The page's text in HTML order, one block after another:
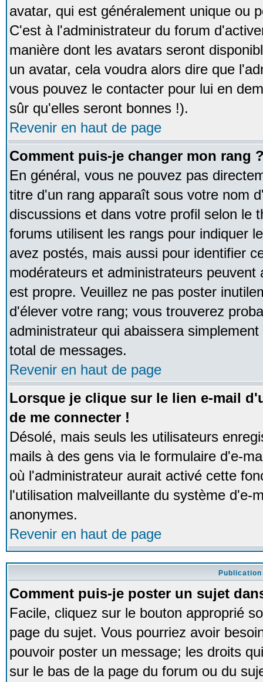
avatar, qui est généralement unique ou
C'est à l'administrateur du forum
manière dont les avatars seront
un avatar, cela voudra alors dire que
vous pouvez le contacter pour lui en
sûr qu'elles seront bonnes !).
Revenir en haut de page
Comment puis-je changer mon rang
En général, vous ne pouvez pas
titre d'un rang apparaît sous votre nom
discussions et dans votre profil selon le
forums utilisent les rangs pour indiquer
avez postés, mais aussi pour identifier
modérateurs et administrateurs
est propre. Veuillez ne pas poster
d'élever votre rang; vous trouverez
administrateur qui abaissera
total de messages.
Revenir en haut de page
Lorsque je clique sur le lien e-mail
de me connecter !
Désolé, mais seuls les utilisateurs
mails à des gens via le formulaire d'e-
où l'administrateur aurait activé cette
l'utilisation malveillante du système d'e-
anonymes.
Revenir en haut de page
Publication
Comment puis-je poster un sujet
Facile, cliquez sur le bouton approprié
page du sujet. Vous pourriez avoir
pouvoir poster un message; les droits
sur le bas de la page du forum ou du